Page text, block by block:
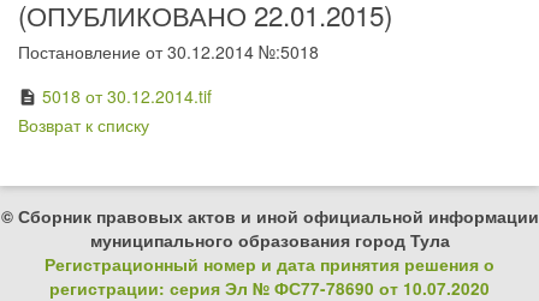
(ОПУБЛИКОВАНО 22.01.2015)
Постановление от 30.12.2014 №:5018
description 5018 от 30.12.2014.tif
Возврат к списку
© Сборник правовых актов и иной официальной информации
муниципального образования город Тула
Регистрационный номер и дата принятия решения о
регистрации: серия Эл № ФС77-78690 от 10.07.2020